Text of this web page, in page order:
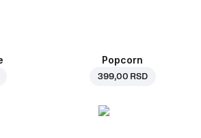
Popcorn
399,00 RSD